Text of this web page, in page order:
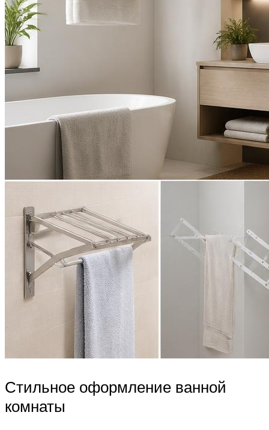
Стильное оформление ванной
комнаты